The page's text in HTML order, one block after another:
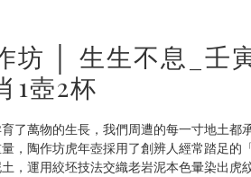
坊 │ 生生不息_壬
1壺2杯
了萬物的生長，我們周遭的每一寸地土都
，陶作坊虎年壺採用了創辨人經常踏足的
，運用絞坯技法交織老岩泥本色暈染出虎